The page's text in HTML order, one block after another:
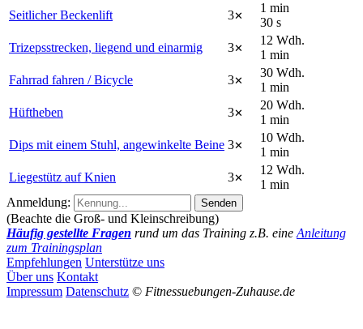
Seitlicher Beckenlift
3✕
1 min
30 s
Trizepsstrecken, liegend und einarmig
3✕
12 Wdh.
1 min
Fahrrad fahren / Bicycle
3✕
30 Wdh.
1 min
Hüftheben
3✕
20 Wdh.
1 min
Dips mit einem Stuhl, angewinkelte Beine 3✕
10 Wdh.
1 min
Liegestütz auf Knien
3✕
12 Wdh.
1 min
Anmeldung:
Senden
(Beachte die Groß- und Kleinschreibung)
Häufig gestellte Fragen rund um das Training z.B. eine Anleitung
zum Trainingsplan
Empfehlungen Unterstütze uns
Über uns Kontakt
Impressum Datenschutz © Fitnessuebungen-Zuhause.de